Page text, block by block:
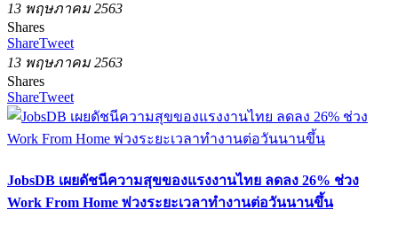
13 พฤษภาคม 2563
Shares
ShareTweet
13 พฤษภาคม 2563
Shares
ShareTweet
JobsDB เผยดัชนีความสุขของแรงงานไทย ลดลง 26% ช่วง
Work From Home พ่วงระยะเวลาทำงานต่อวันนานขึ้น